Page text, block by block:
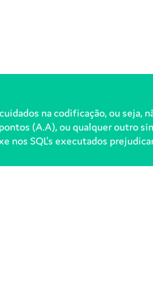
na codificação, ou
(A.A), ou qualquer outro
nos SQL's executados